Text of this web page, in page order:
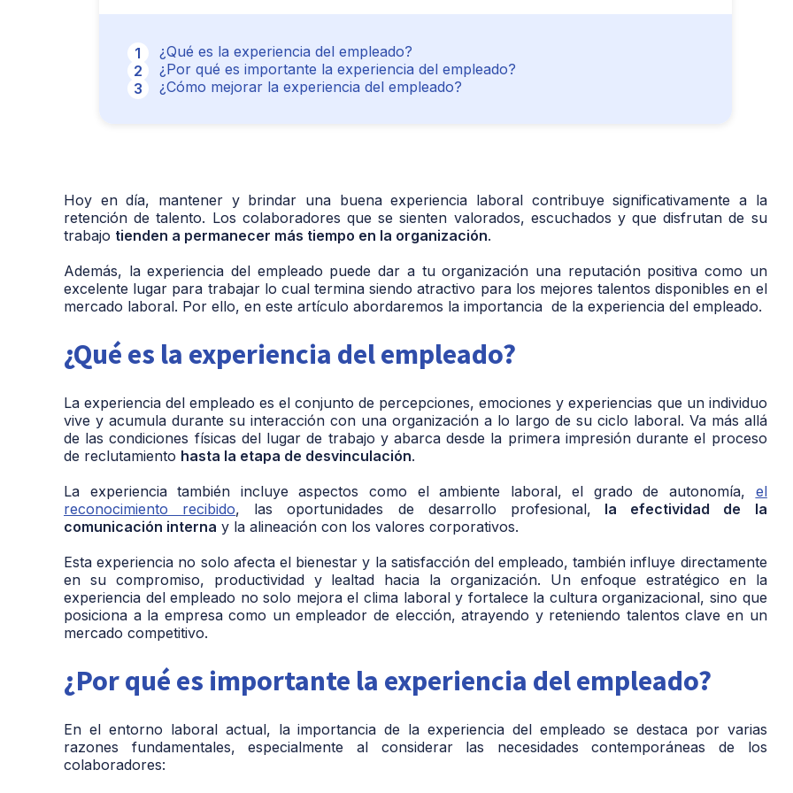
¿Qué es la experiencia del empleado?
¿Por qué es importante la experiencia del empleado?
¿Cómo mejorar la experiencia del empleado?
Hoy en día, mantener y brindar una buena experiencia laboral contribuye significativamente a la
retención de talento. Los colaboradores que se sienten valorados, escuchados y que disfrutan de su
trabajo tienden a permanecer más tiempo en la organización.
Además, la experiencia del empleado puede dar a tu organización una reputación positiva como un
excelente lugar para trabajar lo cual termina siendo atractivo para los mejores talentos disponibles en el
mercado laboral. Por ello, en este artículo abordaremos la importancia de la experiencia del empleado.
¿Qué es la experiencia del empleado?
La experiencia del empleado es el conjunto de percepciones, emociones y experiencias que un individuo
vive y acumula durante su interacción con una organización a lo largo de su ciclo laboral. Va más allá
de las condiciones físicas del lugar de trabajo y abarca desde la primera impresión durante el proceso
de reclutamiento hasta la etapa de desvinculación.
La experiencia también incluye aspectos como el ambiente laboral, el grado de autonomía, el
reconocimiento recibido, las oportunidades de desarrollo profesional, la efectividad de la
comunicación interna y la alineación con los valores corporativos.
Esta experiencia no solo afecta el bienestar y la satisfacción del empleado, también influye directamente
en su compromiso, productividad y lealtad hacia la organización. Un enfoque estratégico en la
experiencia del empleado no solo mejora el clima laboral y fortalece la cultura organizacional, sino que
posiciona a la empresa como un empleador de elección, atrayendo y reteniendo talentos clave en un
mercado competitivo.
¿Por qué es importante la experiencia del empleado?
En el entorno laboral actual, la importancia de la experiencia del empleado se destaca por varias
razones fundamentales, especialmente al considerar las necesidades contemporáneas de los
colaboradores: